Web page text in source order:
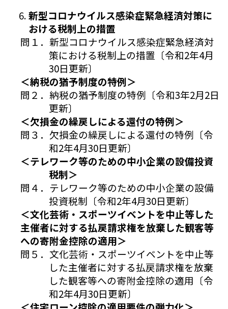
新型コロナウイルス感染症緊急経済対策に
おける税制上の措置
問１．新型コロナウイルス感染症緊急経済対
策における税制上の措置〔令和2年4月
30日更新〕
＜納税の猶予制度の特例＞
問２．納税の猶予制度の特例〔令和3年2月2日
更新〕
＜欠損金の繰戻しによる還付の特例＞
問３．欠損金の繰戻しによる還付の特例〔令
和2年4月30日更新〕
＜テレワーク等のための中小企業の設備投資
税制＞
問４．テレワーク等のための中小企業の設備
投資税制〔令和2年4月30日更新〕
＜文化芸術・スポーツイベントを中止等した
主催者に対する払戻請求権を放棄した観客等
への寄附金控除の適用＞
問５．文化芸術・スポーツイベントを中止等
した主催者に対する払戻請求権を放棄
した観客等への寄附金控除の適用〔令
和2年4月30日更新〕